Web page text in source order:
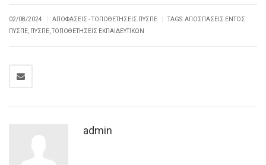
02/08/2024 ΑΠΟΦΆΣΕΙΣ - ΤΟΠΟΘΕΤΉΣΕΙΣ ΠΥΣΠΕ TAGS:ΑΠΟΣΠΆΣΕΙΣ ΕΝΤΟΣ
ΠΥΣΠΕ ΠΥΣΠΕ ,ΤΟΠΟΘΕΤΉΣΕΙΣ ΕΚΠΑΙΔΕΥΤΙΚΏΝ
admin